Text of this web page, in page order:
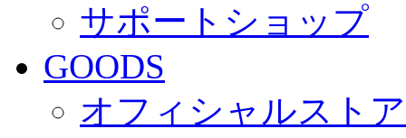
サポートショップ
GOODS
オフィシャルスト